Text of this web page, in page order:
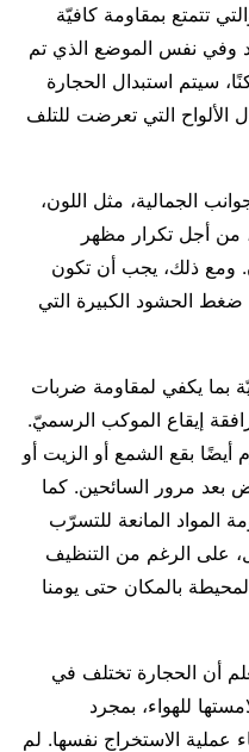
تتمتع بمقاومة كافيّة
وفي نفس الموضع الذي تم
سيتم استبدال الحجارة
الألواح التي تعرضت للتلف
الجمالية، مثل اللون،
من أجل تكرار مظهر
ومع ذلك، يجب أن تكون
ضغط الحشود الكبيرة التي
بما يكفي لمقاومة ضربات
إيقاع الموكب الرسميّ.
بقع الشمع أو الزيت أو
بعد مرور السائحين. كما
المواد المانعة للتسرّب
على الرغم من التنظيف
بالمكان حتى يومنا
أن الحجارة تختلف في
للهواء، بمجرد
عملية الاستخراج نفسها. لم